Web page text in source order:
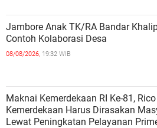
Jambore Anak TK/RA Bandar
Contoh Kolaborasi Desa
08/08/2026, 19:32 WIB
Maknai Kemerdekaan RI Ke-81,
Kemerdekaan Harus Dirasakan
Lewat Peningkatan Pelayanan